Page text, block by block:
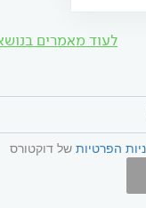
לעוד מאמרים
הפרטיות של דוקטורס